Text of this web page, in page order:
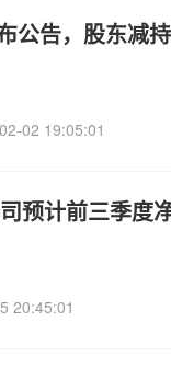
公告，股东减
02 19:05:01
预计前三季度
20:45:01